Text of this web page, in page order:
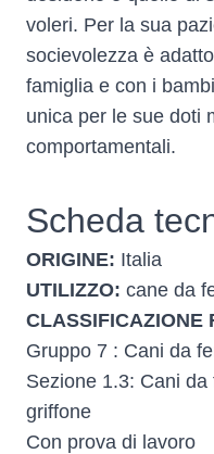
voleri. Per la sua
socievolezza è
famiglia e con i
unica per le sue doti
comportamentali.
Scheda
ORIGINE: Italia
UTILIZZO: cane da
CLASSIFICAZIONE
Gruppo 7 : Cani da
Sezione 1.3: Cani
griffone
Con prova di lavoro